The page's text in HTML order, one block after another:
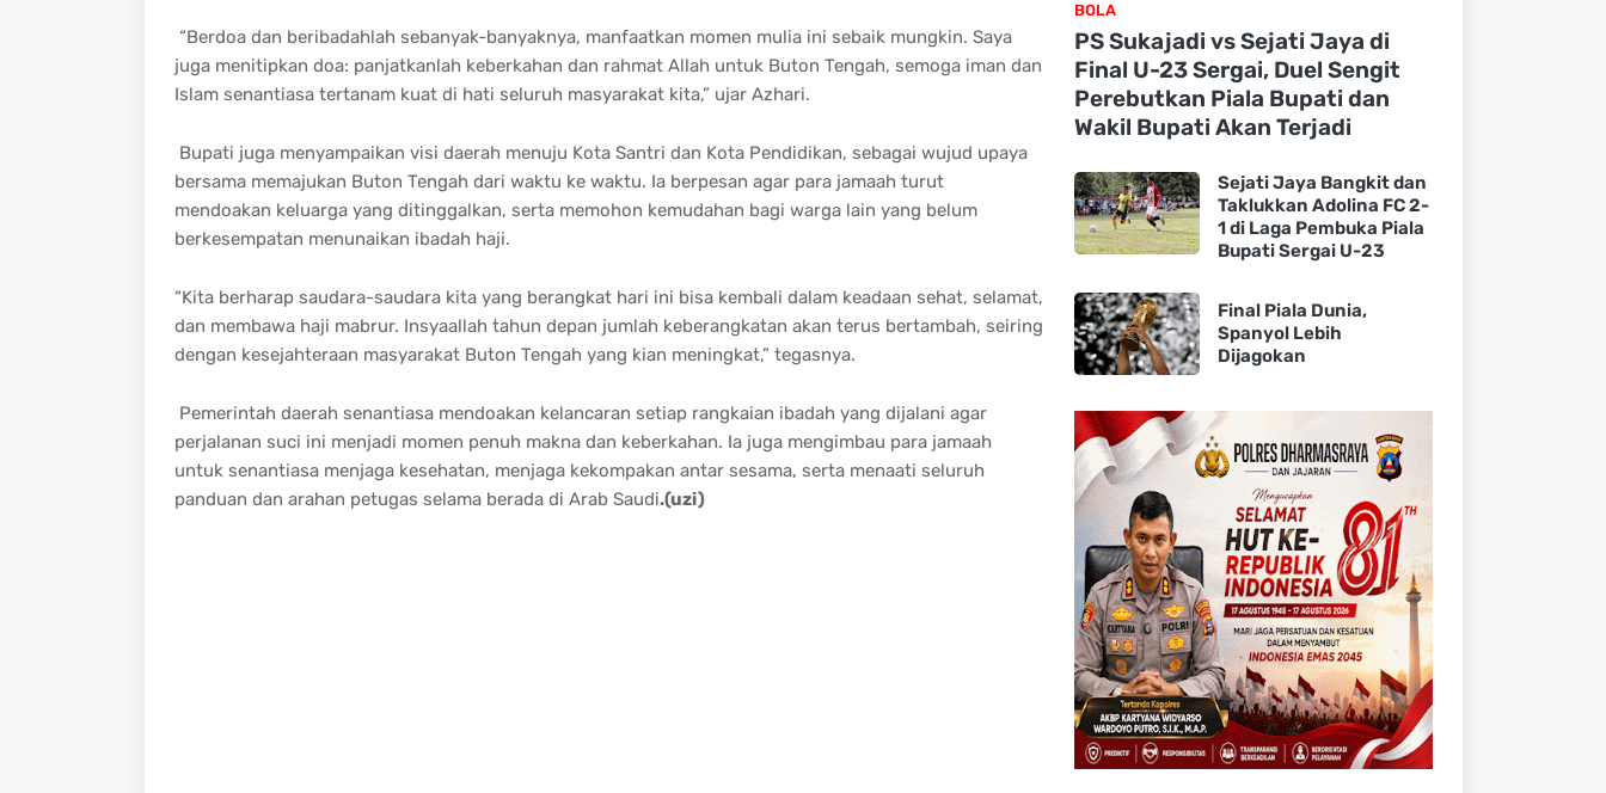
“Berdoa dan beribadahlah sebanyak-banyaknya, manfaatkan momen mulia ini sebaik mungkin. Saya
juga menitipkan doa: panjatkanlah keberkahan dan rahmat Allah untuk Buton Tengah, semoga iman dan
Islam senantiasa tertanam kuat di hati seluruh masyarakat kita,” ujar Azhari.
Bupati juga menyampaikan visi daerah menuju Kota Santri dan Kota Pendidikan, sebagai wujud upaya
bersama memajukan Buton Tengah dari waktu ke waktu. Ia berpesan agar para jamaah turut
mendoakan keluarga yang ditinggalkan, serta memohon kemudahan bagi warga lain yang belum
berkesempatan menunaikan ibadah haji.
“Kita berharap saudara-saudara kita yang berangkat hari ini bisa kembali dalam keadaan sehat, selamat,
dan membawa haji mabrur. Insyaallah tahun depan jumlah keberangkatan akan terus bertambah, seiring
dengan kesejahteraan masyarakat Buton Tengah yang kian meningkat,” tegasnya.
Pemerintah daerah senantiasa mendoakan kelancaran setiap rangkaian ibadah yang dijalani agar
perjalanan suci ini menjadi momen penuh makna dan keberkahan. Ia juga mengimbau para jamaah
untuk senantiasa menjaga kesehatan, menjaga kekompakan antar sesama, serta menaati seluruh
panduan dan arahan petugas selama berada di Arab Saudi.(uzi)
BOLA
PS Sukajadi vs Sejati Jaya di
Final U-23 Sergai, Duel Sengit
Perebutkan Piala Bupati dan
Wakil Bupati Akan Terjadi
Sejati Jaya Bangkit dan
Taklukkan Adolina FC 2-
1 di Laga Pembuka Piala
Bupati Sergai U-23
Final Piala Dunia,
Spanyol Lebih
Dijagokan